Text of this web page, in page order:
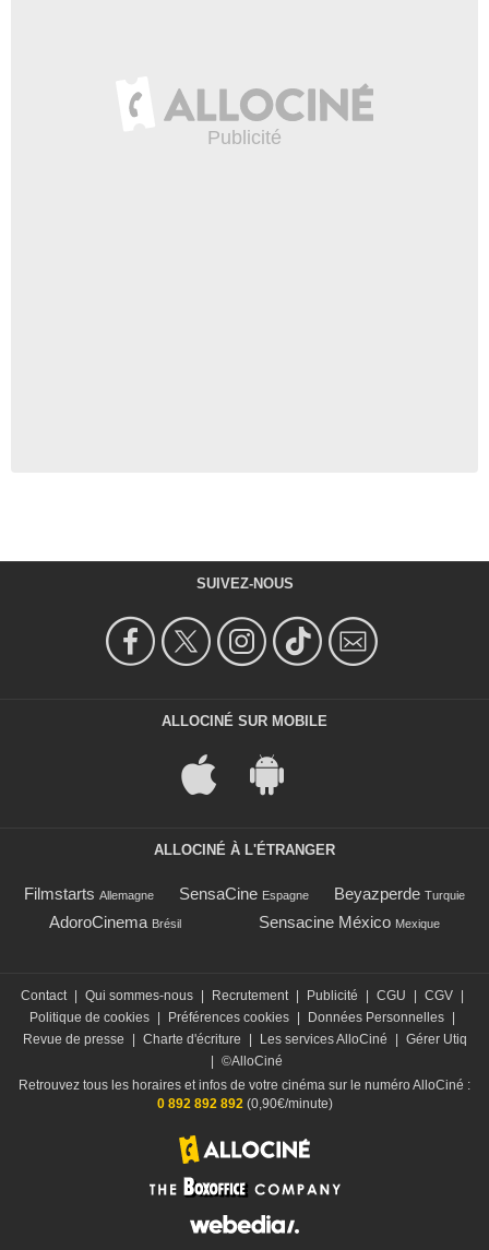
SUIVEZ-NOUS
ALLOCINÉ SUR MOBILE
ALLOCINÉ À L'ÉTRANGER
Filmstarts Allemagne SensaCine Espagne Beyazperde Turquie
AdoroCinema Brésil Sensacine México Mexique
Contact Qui sommes-nous Recrutement Publicité CGU CGV
Politique de cookies
Préférences cookies Données Personnelles
Revue de presse
Charte d'écriture Les services AlloCiné
Gérer Utiq
©AlloCiné
Retrouvez tous les horaires et infos de votre cinéma sur le numéro AlloCiné :
0 892 892 892(0,90€/minute)